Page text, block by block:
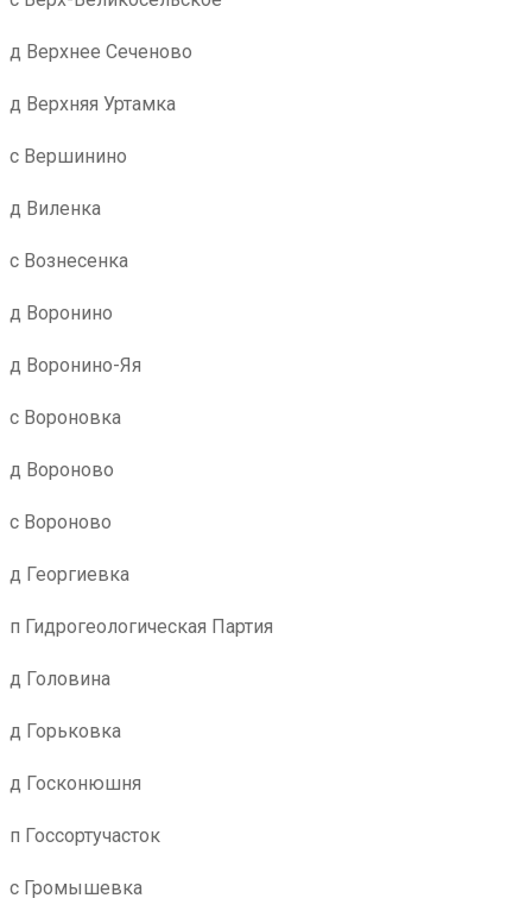
д Верхнее Сеченово
д Верхняя Уртамка
с Вершинино
д Виленка
с Вознесенка
д Воронино
д Воронино-Яя
с Вороновка
д Вороново
с Вороново
д Георгиевка
п Гидрогеологическая Партия
д Головина
д Горьковка
д Госконюшня
п Госсортучасток
с Громышевка